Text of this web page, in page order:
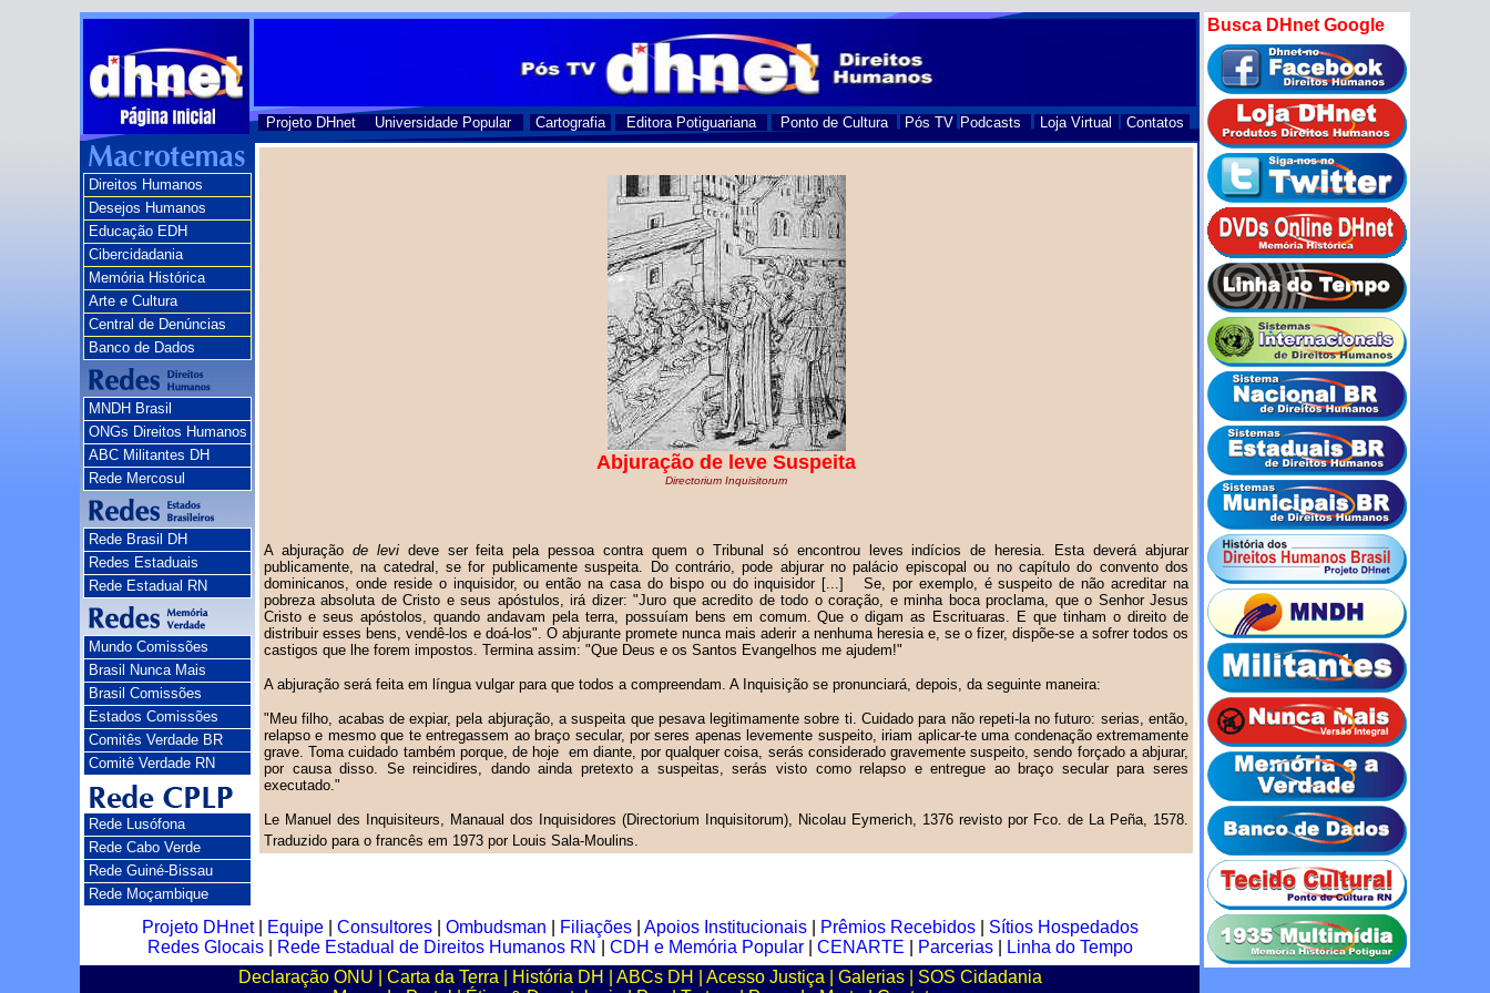
Projeto DHnet Universidade Popular Cartografia Editora Potiguariana Ponto de Cultura Pós TV Podcasts Loja Virtual Contatos
Direitos Humanos
Desejos Humanos
Educação EDH
Cibercidadania
Memória Histórica
Arte e Cultura
Central de Denúncias
Banco de Dados
MNDH Brasil
ONGs Direitos Humanos
ABC Militantes DH
Rede Mercosul
Rede Brasil DH
Redes Estaduais
Rede Estadual RN
Mundo Comissões
Brasil Nunca Mais
Brasil Comissões
Estados Comissões
Comitês Verdade BR
Comitê Verdade RN
Rede Lusófona
Rede Cabo Verde
Rede Guiné-Bissau
Rede Moçambique
Abjuração de leve Suspeita
Directorium Inquisitorum
A abjuração de levideve ser feita pela pessoa contra quem o Tribunal só encontrou leves indícios de heresia. Esta deverá abjurar
publicamente, na catedral, se for publicamente suspeita. Do contrário, pode abjurar no palácio episcopal ou no capítulo do convento dos
dominicanos, onde reside o inquisidor, ou então na casa do bispo ou do inquisidor [...] Se, por exemplo, é suspeito de não acreditar na
pobreza absoluta de Cristo e seus apóstulos, irá dizer: "Juro que acredito de todo o coração, e minha boca proclama, que o Senhor Jesus
Cristo e seus apóstolos, quando andavam pela terra, possuíam bens em comum. Que o digam as Escrituaras. E que tinham o direito de
distribuir esses bens, vendê-los e doá-los". O abjurante promete nunca mais aderir a nenhuma heresia e, se o fizer, dispõe-se a sofrer todos os
castigos que lhe forem impostos. Termina assim: "Que Deus e os Santos Evangelhos me ajudem!"
A abjuração será feita em língua vulgar para que todos a compreendam. A Inquisição se pronunciará, depois, da seguinte maneira:
"Meu filho, acabas de expiar, pela abjuração, a suspeita que pesava legitimamente sobre ti. Cuidado para não repeti-la no futuro: serias, então,
relapso e mesmo que te entregassem ao braço secular, por seres apenas levemente suspeito, iriam aplicar-te uma condenação extremamente
grave. Toma cuidado também porque, de hoje em diante, por qualquer coisa, serás considerado gravemente suspeito, sendo forçado a abjurar,
por causa disso. Se reincidires, dando ainda pretexto a suspeitas, serás visto como relapso e entregue ao braço secular para seres
executado."
Le Manuel des Inquisiteurs, Manaual dos Inquisidores (Directorium Inquisitorum), Nicolau Eymerich, 1376 revisto por Fco. de La Peña, 1578.
Traduzido para o francês em 1973 por Louis Sala-Moulins.
Projeto DHnet| Equipe| Consultores| Ombudsman Filiações| Apoios Institucionais| Prêmios Recebidos| Sítios Hospedados
Redes Glocais| Rede Estadual de Direitos Humanos RN CDH e Memória Popular| CENARTE Parcerias|
Linha do Tempo
Declaração ONU
Carta da Terra História DH ABCs DH Acesso Justiça Galerias| SOS Cidadania
Busca DHnet Google